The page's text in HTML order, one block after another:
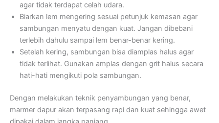
agar tidak terdapat celah udara.
Biarkan lem mengering sesuai petunjuk kemasan agar
sambungan menyatu dengan kuat. Jangan dibebani
terlebih dahulu sampai lem benar-benar kering.
Setelah kering, sambungan bisa diamplas halus agar
tidak terlihat. Gunakan amplas dengan grit halus secara
hati-hati mengikuti pola sambungan.
Dengan melakukan teknik penyambungan yang benar,
marmer dapur akan terpasang rapi dan kuat sehingga awet